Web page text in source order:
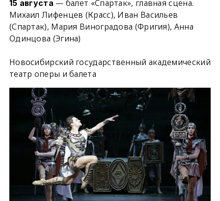
15 августа — балет «Спартак», главная сцена.
Михаил Лифенцев (Красс), Иван Васильев
(Спартак), Мария Виноградова (Фригия), Анна
Одинцова (Эгина)
Новосибирский государственный академический
театр оперы и балета